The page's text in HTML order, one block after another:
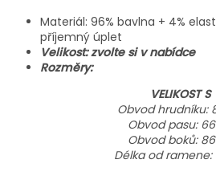
Materiál: 96% bavlna + 4%
příjemný úplet
Velikost: zvolte si v nabídce
Rozměry:
VELIKOST S
Obvod hrudníku:
Obvod pasu:
Obvod boků:
Délka od ramene: